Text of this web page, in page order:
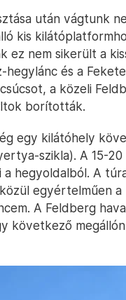
után vágtunk
kis
ez nem sikerült a
hegylánc és a
a közeli
borították.
egy kilátóhely
szikla). A 15-
a hegyoldalból. A
egyértelműen
A Feldberg
következő